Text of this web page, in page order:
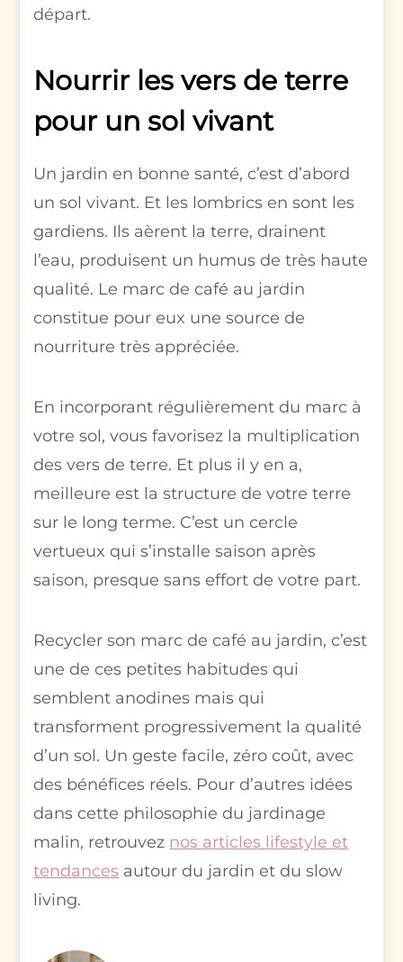
départ.
Nourrir les vers de terre
pour un sol vivant
Un jardin en bonne santé, c’est d’abord
un sol vivant. Et les lombrics en sont les
gardiens. Ils aèrent la terre, drainent
l’eau, produisent un humus de très haute
qualité. Le marc de café au jardin
constitue pour eux une source de
nourriture très appréciée.
En incorporant régulièrement du marc à
votre sol, vous favorisez la multiplication
des vers de terre. Et plus il y en a,
meilleure est la structure de votre terre
sur le long terme. C’est un cercle
vertueux qui s’installe saison après
saison, presque sans effort de votre part.
Recycler son marc de café au jardin, c’est
une de ces petites habitudes qui
semblent anodines mais qui
transforment progressivement la qualité
d’un sol. Un geste facile, zéro coût, avec
des bénéfices réels. Pour d’autres idées
dans cette philosophie du jardinage
malin, retrouvez nos articles lifestyle et
tendances autour du jardin et du slow
living.